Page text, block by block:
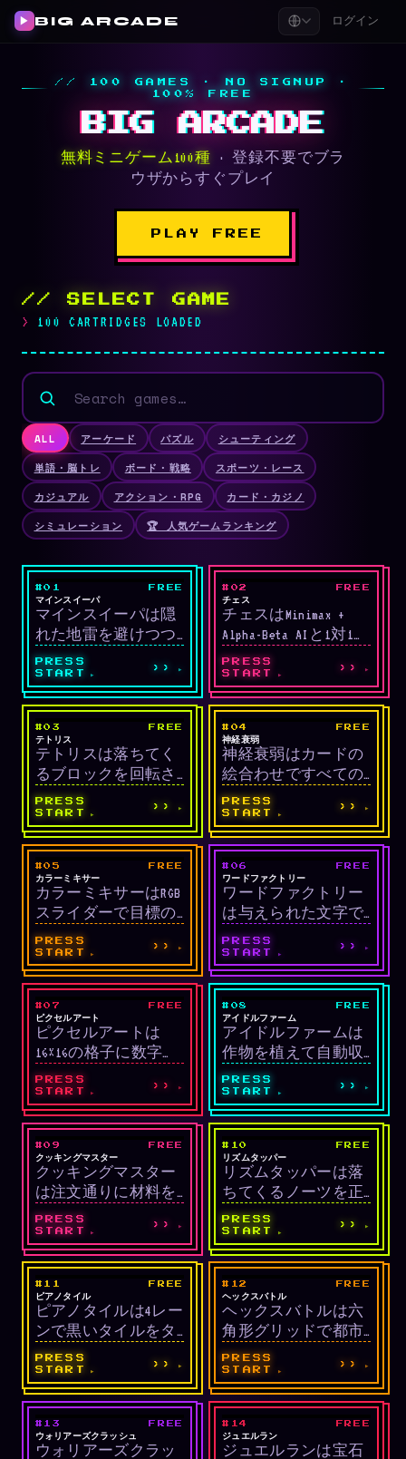
▶ BIG ARCADE ログイン
// 100 GAMES · NO SIGNUP ·
100% FREE
BIG ARCADE
無料ミニゲーム100種 · 登録不要でブラ
ウザからすぐプレイ
PLAY FREE
// SELECT GAME
100 CARTRIDGES LOADED
ALL アーケード パズル
シューティング
単語・脳トレ
ボード・戦略
スポーツ・レース
カジュアル
アクション・RPG
カード・カジノ
シミュレーション
🏆 人気ゲームランキング
パズル LIVE
#01 FREE
マインスイーパ
マインスイーパは隠
れた地雷を避けつつ
安全なマスをすべて
開くクラシックパズ
ルです。3段階の難易
度(9×9/16×16/30×16)と
初回クリック安全ル
ールに対応していま
す。
PRESS
START
››
戦略 LIVE
#02 FREE
チェス
チェスはMinimax +
Alpha-Beta AIと1対1で
対戦できる標準チェ
スです。キャスリン
グ・アンパッサン・
プロモーション・チ
ェックメイトなど標
準ルールに完全対応
しています。
PRESS
START
››
パズル LIVE
#03 FREE
テトリス
テトリスは落ちてく
るブロックを回転さ
せてすき間なく積み
上げ、横一列を消す
クラシックパズルで
す。SRS回転・ホール
ド・Tスピン・NES重
力など本格ルールを
すべて実装していま
す。
PRESS
START
››
記憶 LIVE
#04 FREE
神経衰弱
神経衰弱はカードの
絵合わせですべての
ペアを見つける記憶
力ゲームです。
PRESS
START
››
パズル LIVE
#05 FREE
カラーミキサー
カラーミキサーはRGB
スライダーで目標の
色を作るパズルで
す。
PRESS
START
››
単語/タイムアタッ
ク
LIVE
#06 FREE
ワードファクトリー
ワードファクトリー
は与えられた文字で
英単語を作る60秒タ
イムアタックです。
PRESS
START
››
パズル/クリエイテ
ィブ
LIVE
#07 FREE
ピクセルアート
ピクセルアートは
16×16の格子に数字別
の色を塗って絵を完
成させるパズルで
す。
PRESS
START
››
クリッカー/シミュLIVE
#08 FREE
アイドルファーム
アイドルファームは
作物を植えて自動収
穫するクリッカーシ
ミュレーションで
す。
PRESS
START
››
タイムアタック LIVE
#09 FREE
クッキングマスター
クッキングマスター
は注文通りに材料を
組み合わせてサービ
ングするタイムアタ
ックゲームです。
PRESS
START
››
リズム LIVE
#10 FREE
リズムタッパー
リズムタッパーは落
ちてくるノーツを正
確なタイミングで叩
くリズムゲームで
す。
PRESS
START
››
リズム LIVE
#11 FREE
ピアノタイル
ピアノタイルは4レー
ンで黒いタイルをタ
ッチするリズムゲー
ムです。
PRESS
START
››
戦略 LIVE
#12 FREE
ヘックスバトル
ヘックスバトルは六
角形グリッドで都市
を占領するターン制
戦略です。
PRESS
START
››
オートバトラー LIVE
#13 FREE
ウォリアーズクラッシュ
ウォリアーズクラッ
アクション/ローグ
ライク
LIVE
#14 FREE
ジュエルラン
ジュエルランは宝石